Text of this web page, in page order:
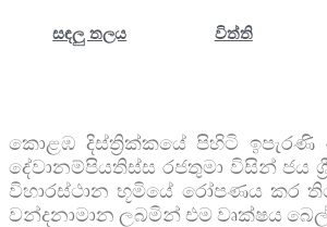
සඳලු තලය විත්ති
කොළඹ දිස්ත්‍රික්කයේ පිහිටි ඉපැරණි
දේවානම්පියතිස්ස රජතුමා විසින් ජය
විහාරස්ථාන භූමියේ රෝපණය කර
වන්දනාමාන ලබමින් එම වෘක්ෂය